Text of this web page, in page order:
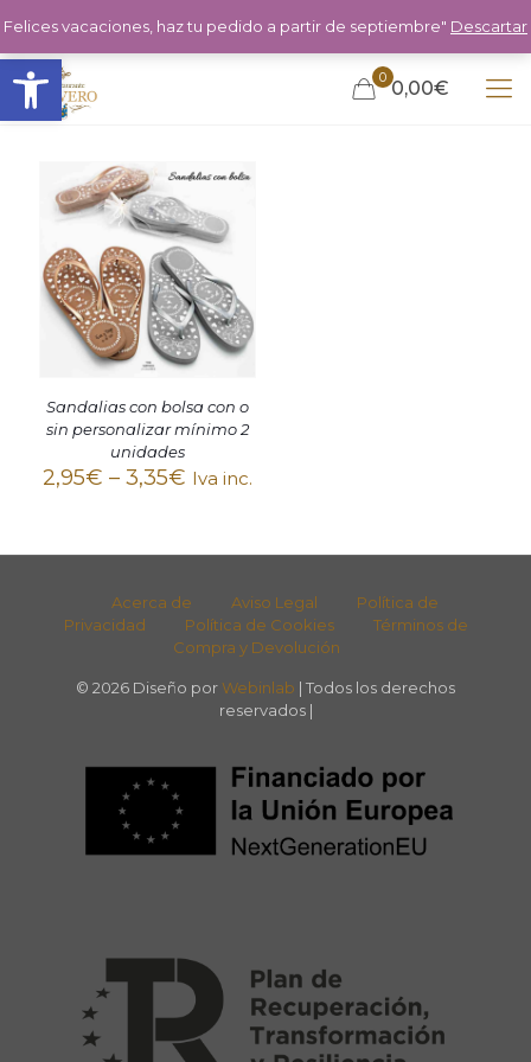
Abrir barra de herramientas 0 0,00€
Sandalias con bolsa con o
sin personalizar mínimo 2
unidades
2,95€ –3,35€ Iva inc.
Acerca de Aviso Legal
Política de
Privacidad
Política de Cookies
Términos de
Compra y Devolución
© 2026 Diseño por Webinlab | Todos los derechos
reservados |
Felices vacaciones, haz tu pedido a partir de septiembre" Descartar